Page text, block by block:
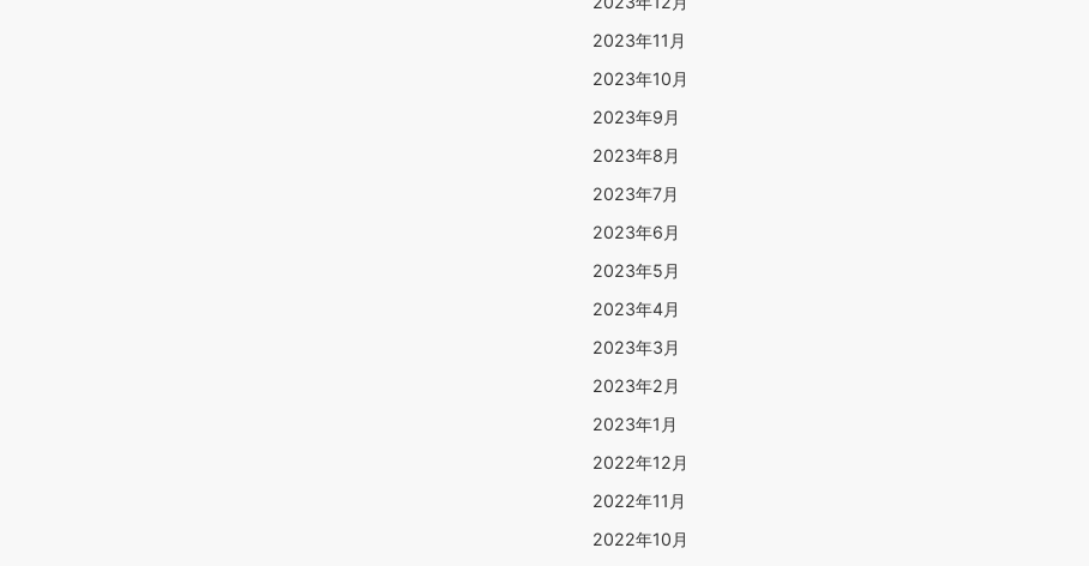
2023年11月
2023年10月
2023年9月
2023年8月
2023年7月
2023年6月
2023年5月
2023年4月
2023年3月
2023年2月
2023年1月
2022年12月
2022年11月
2022年10月